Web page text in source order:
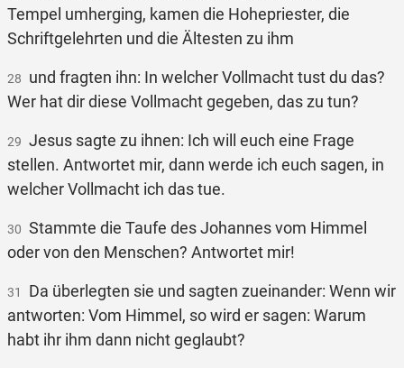
Tempel umherging, kamen die Hohepriester, die
Schriftgelehrten und die Ältesten zu ihm
28 und fragten ihn: In welcher Vollmacht tust du das?
Wer hat dir diese Vollmacht gegeben, das zu tun?
29 Jesus sagte zu ihnen: Ich will euch eine Frage
stellen. Antwortet mir, dann werde ich euch sagen, in
welcher Vollmacht ich das tue.
30 Stammte die Taufe des Johannes vom Himmel
oder von den Menschen? Antwortet mir!
31
Da überlegten sie und sagten zueinander: Wenn wir
antworten: Vom Himmel, so wird er sagen: Warum
habt ihr ihm dann nicht geglaubt?